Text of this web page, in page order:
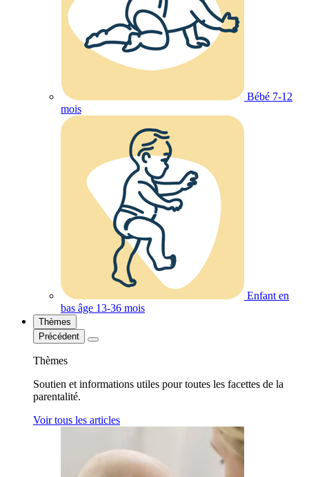
Bébé 7-12
mois
Enfant en
bas âge 13-36 mois
Thèmes
Précédent
Thèmes
Soutien et informations utiles pour toutes les facettes de la
parentalité.
Voir tous les articles